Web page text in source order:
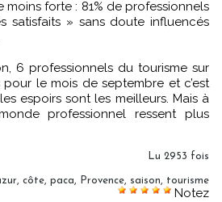
forte : 81% de professionnels
satisfaits » sans doute influencés
6 professionnels du tourisme sur
le mois de septembre et c’est
espoirs sont les meilleurs. Mais à
professionnel ressent plus
Lu 2953 fois
, côte, paca, Provence, saison, tourisme
Notez